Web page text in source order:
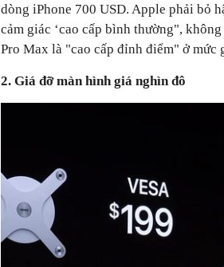
dòng iPhone 700 USD. Apple phải bỏ
cảm giác ‘cao cấp bình thường",
Pro Max là "cao cấp đỉnh điểm" ở mức
2. Giá đỡ màn hình giá nghìn đô